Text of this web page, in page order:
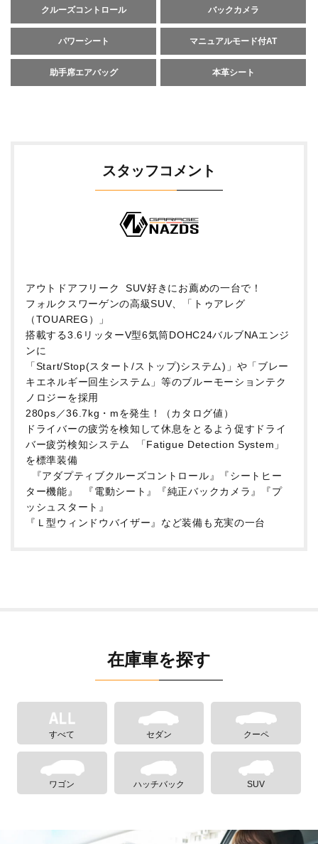
クルーズコントロール バックカメラ
パワーシート マニュアルモード付AT
助手席エアバッグ 本革シート
スタッフコメント
アウトドアフリーク SUV好きにお薦めの一台で！
フォルクスワーゲンの高級SUV、「トゥアレグ
（TOUAREG）」
搭載する3.6リッターV型6気筒DOHC24バルブNAエンジ
ンに
「Start/Stop(スタート/ストップ)システム)」や「ブレー
キエネルギー回生システム」等のブルーモーションテク
ノロジーを採用
280ps／36.7kg・mを発生！（カタログ値）
ドライバーの疲労を検知して休息をとるよう促すドライ
バー疲労検知システム 「Fatigue Detection System」
を標準装備
『アダプティブクルーズコントロール』『シートヒー
ター機能』 『電動シート』『純正バックカメラ』『プ
ッシュスタート』
『Ｌ型ウィンドウバイザー』など装備も充実の一台
在庫車を探す
すべて セダン クーペ
ワゴン ハッチバック SUV